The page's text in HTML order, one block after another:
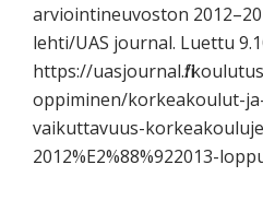
arviointineuvoston
lehti/UAS journal. Luettu
https://uasjournal.fi/
oppiminen/korkeakoulut-
vaikuttavuus-
2012%E2%88%922013-